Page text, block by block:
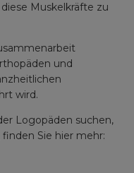
Muskelkräfte zu
und
wird.
Logopäden suchen,
Sie hier mehr: